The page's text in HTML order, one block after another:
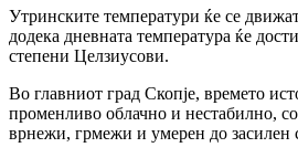
Утринските температури ќе се
додека дневната температура ќе
степени Целзиусови.
Во главниот град Скопје, времето
променливо облачно и нестабилно,
врнежи, грмежи и умерен до засилен